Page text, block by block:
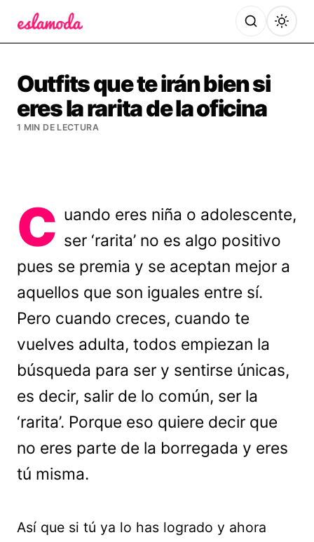
Outfits que te irán bien si
eres la rarita de la oficina
1 MIN DE LECTURA
C uando eres niña o adolescente,
ser ‘rarita’ no es algo positivo
pues se premia y se aceptan mejor a
aquellos que son iguales entre sí.
Pero cuando creces, cuando te
vuelves adulta, todos empiezan la
búsqueda para ser y sentirse únicas,
es decir, salir de lo común, ser la
‘rarita’. Porque eso quiere decir que
no eres parte de la borregada y eres
tú misma.
Así que si tú ya lo has logrado y ahora